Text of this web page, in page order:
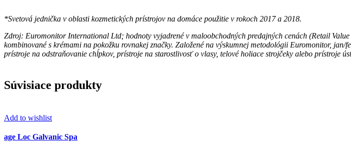
*Svetová jednička v oblasti kozmetických prístrojov na domáce použitie v rokoch 2017 a 2018.
Zdroj: Euromonitor International Ltd; hodnoty vyjadrené v maloobchodných predajných cenách (Retail
kombinované s krémami na pokožku rovnakej značky. Založené na výskumnej metodológii Euromonitor,
prístroje na odstraňovanie chĺpkov, prístroje na starostlivosť o vlasy, telové holiace strojčeky alebo prístroje
Súvisiace produkty
Add to wishlist
age Loc Galvanic Spa